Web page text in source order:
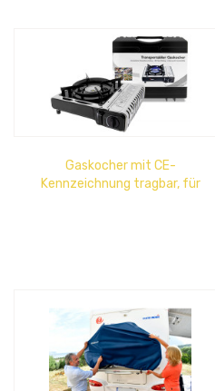
Gaskocher mit CE-
Kennzeichnung tragbar, für